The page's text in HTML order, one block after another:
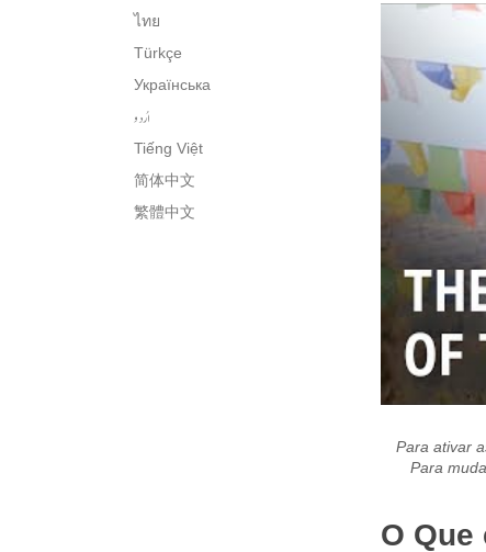
ไทย
Türkçe
Українська
اُردو
Tiếng Việt
简体中文
繁體中文
Para ativar
Para
O Que